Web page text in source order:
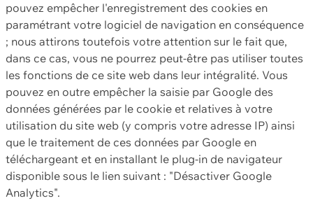
pouvez empêcher l'enregistrement des cookies en
paramétrant votre logiciel de navigation en conséquence
; nous attirons toutefois votre attention sur le fait que,
dans ce cas, vous ne pourrez peut-être pas utiliser toutes
les fonctions de ce site web dans leur intégralité. Vous
pouvez en outre empêcher la saisie par Google des
données générées par le cookie et relatives à votre
utilisation du site web (y compris votre adresse IP) ainsi
que le traitement de ces données par Google en
téléchargeant et en installant le plug-in de navigateur
disponible sous le lien suivant : "Désactiver Google
Analytics".